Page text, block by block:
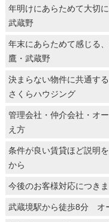
年明けにあらためて大切
武蔵野
年末にあらためて感じる
鷹・武蔵野
決まらない物件に共通す
さくらハウジング
管理会社・仲介会社・オ
え方
条件が良い賃貸ほど説明
から
今後のお客様対応につき
武蔵境駅から徒歩8分 オ